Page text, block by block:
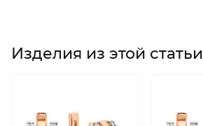
Изделия из этой статьи